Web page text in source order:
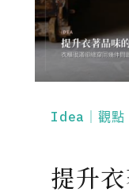
Idea｜觀點
提升